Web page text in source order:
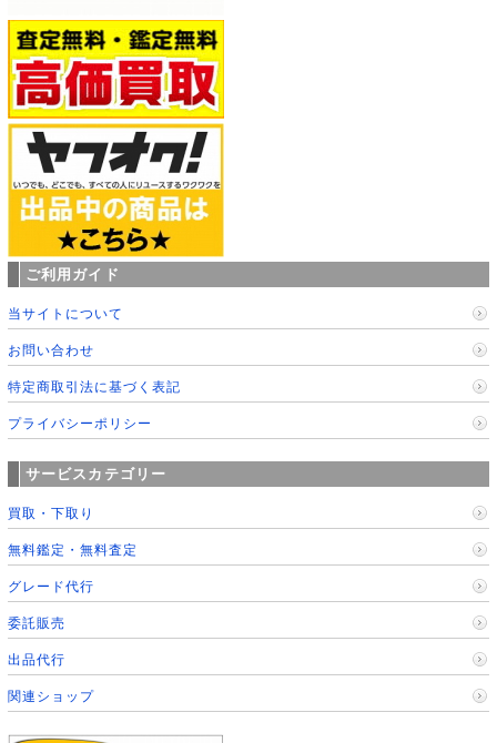
ご利用ガイド
当サイトについて
お問い合わせ
特定商取引法に基づく表記
プライバシーポリシー
サービスカテゴリー
買取・下取り
無料鑑定・無料査定
グレード代行
委託販売
出品代行
関連ショップ